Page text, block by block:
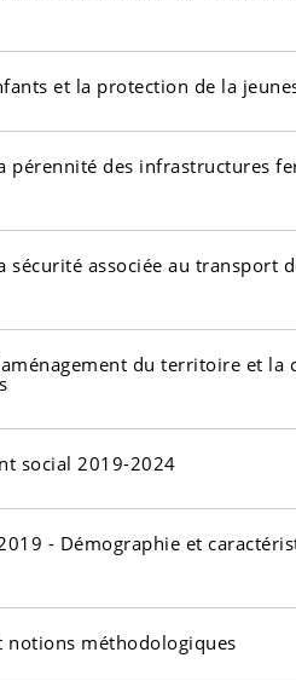
et la protection de la
pérennité des infrastructures
associée au transport
du territoire et la
social 2019-2024
- Démographie et
notions méthodologiques